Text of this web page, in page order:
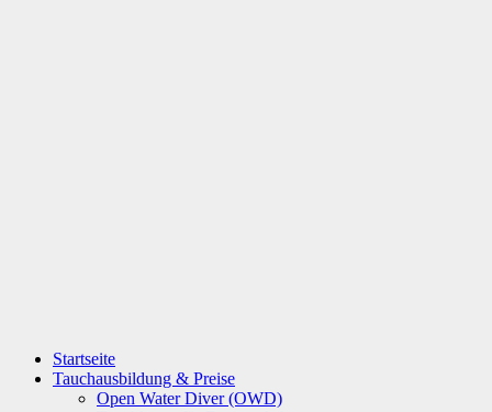
Startseite
Tauchausbildung & Preise
Open Water Diver (OWD)